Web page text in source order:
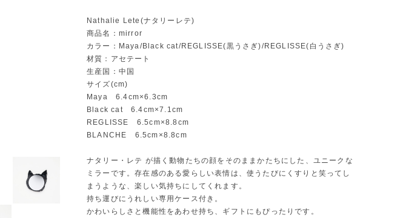
Nathalie Lete(ナタリーレテ)
商品名：mirror
カラー：Maya/Black cat/REGLISSE(黒うさぎ)/REGLISSE(白うさぎ)
材質：アセテート
生産国：中国
サイズ(cm)
Maya 6.4cm×6.3cm
Black cat 6.4cm×7.1cm
REGLISSE 6.5cm×8.8cm
BLANCHE 6.5cm×8.8cm
ナタリー・レテ が描く動物たちの顔をそのままかたちにした、ユニークな
ミラーです。存在感のある愛らしい表情は、使うたびにくすりと笑ってし
まうような、楽しい気持ちにしてくれます。
持ち運びにうれしい専用ケース付き。
かわいらしさと機能性をあわせ持ち、ギフトにもぴったりです。